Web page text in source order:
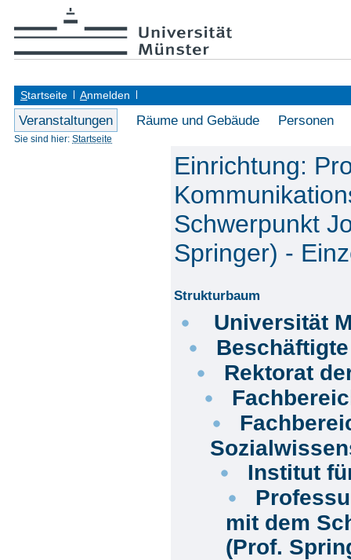
Startseite Anmelden
Veranstaltungen Räume und Gebäude Personen
Sie sind hier: Startseite
Einrichtung:
Schwerpunkt
Springer) -
Strukturbaum
Universität
Beschäftigte
Rektorat
Institut
mit dem
(Prof.